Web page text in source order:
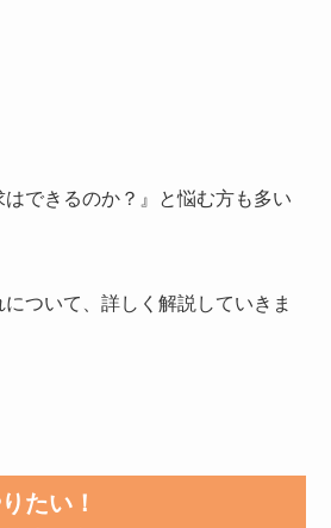
できるのか？』と悩む方も多い
ついて、詳しく解説していきま
たい！